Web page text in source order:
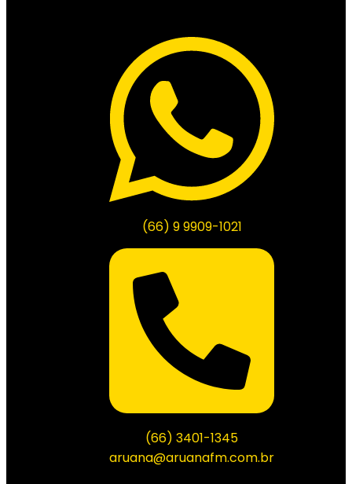
(66) 9 9909-1021
(66) 3401-1345
aruana@aruanafm.com.br